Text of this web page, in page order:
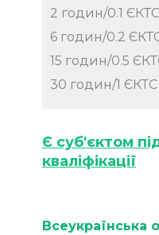
Всеукраїнська
2 годин/0.1 ЄКТС
6 годин/0.2
15 годин/0.5
30 годин/1 ЄКТС
Є суб'єктом
кваліфікації